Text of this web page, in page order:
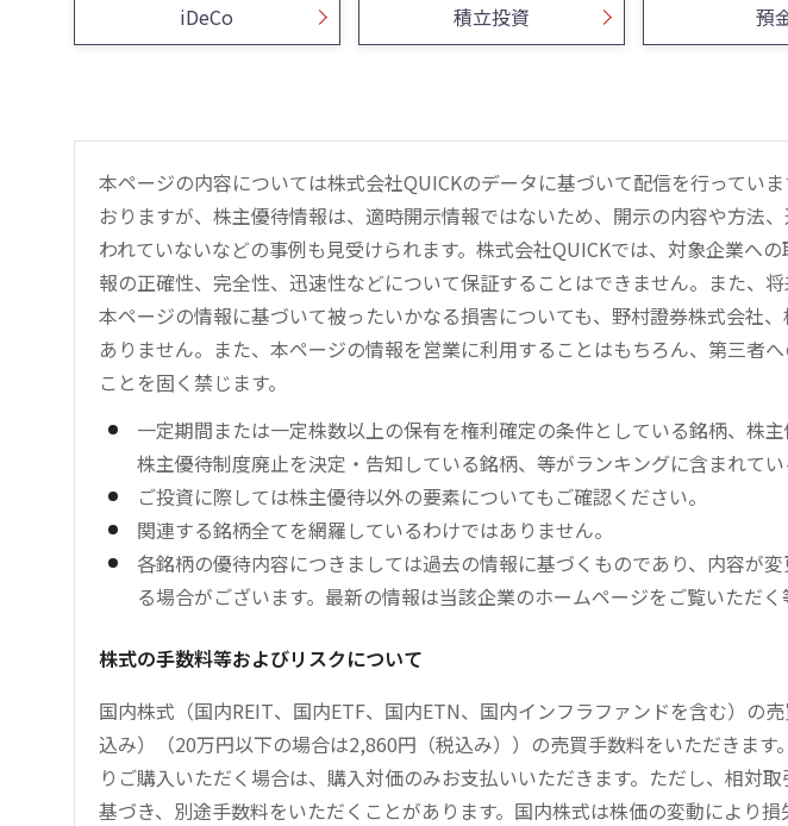
iDeCo 積立投資 預
本ページの内容については株式会社QUICKのデータに基づいて配信を行ってい
おりますが、株主優待情報は、適時開示情報ではないため、開示の内容や方法
われていないなどの事例も見受けられます。株式会社QUICKでは、対象企業へ
報の正確性、完全性、迅速性などについて保証することはできません。また、
本ページの情報に基づいて被ったいかなる損害についても、野村證券株式会社
ありません。また、本ページの情報を営業に利用することはもちろん、第三者
ことを固く禁じます。
一定期間または一定株数以上の保有を権利確定の条件としている銘柄、株
株主優待制度廃止を決定・告知している銘柄、等がランキングに含まれて
ご投資に際しては株主優待以外の要素についてもご確認ください。
関連する銘柄全てを網羅しているわけではありません。
各銘柄の優待内容につきましては過去の情報に基づくものであり、内容が
る場合がございます。最新の情報は当該企業のホームページをご覧いただく
株式の手数料等およびリスクについて
国内株式（国内REIT、国内ETF、国内ETN、国内インフラファンドを含む）の
込み）（20万円以下の場合は2,860円（税込み））の売買手数料をいただきま
りご購入いただく場合は、購入対価のみお支払いいただきます。ただし、相対
基づき、別途手数料をいただくことがあります。国内株式は株価の変動により